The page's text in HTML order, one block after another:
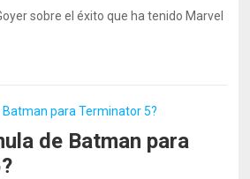
sobre el éxito que ha tenido Marvel
de Batman para